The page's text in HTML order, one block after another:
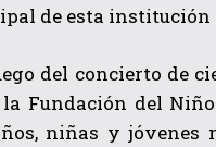
de esta
del concierto de
Fundación del
niñas y